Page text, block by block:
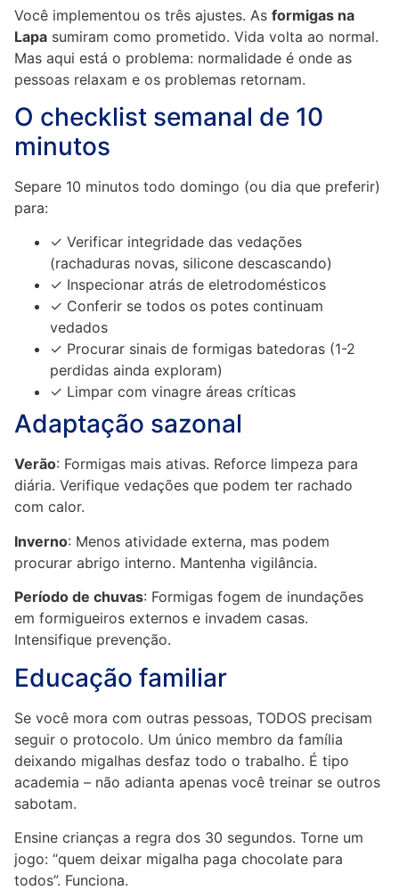
Você implementou os três ajustes. As formigas na
Lapa sumiram como prometido. Vida volta ao normal.
Mas aqui está o problema: normalidade é onde as
pessoas relaxam e os problemas retornam.
O checklist semanal de 10
minutos
Separe 10 minutos todo domingo (ou dia que preferir)
para:
✓ Verificar integridade das vedações
(rachaduras novas, silicone descascando)
✓ Inspecionar atrás de eletrodomésticos
✓ Conferir se todos os potes continuam
vedados
✓ Procurar sinais de formigas batedoras (1-2
perdidas ainda exploram)
✓ Limpar com vinagre áreas críticas
Adaptação sazonal
Verão: Formigas mais ativas. Reforce limpeza para
diária. Verifique vedações que podem ter rachado
com calor.
Inverno: Menos atividade externa, mas podem
procurar abrigo interno. Mantenha vigilância.
Período de chuvas: Formigas fogem de inundações
em formigueiros externos e invadem casas.
Intensifique prevenção.
Educação familiar
Se você mora com outras pessoas, TODOS precisam
seguir o protocolo. Um único membro da família
deixando migalhas desfaz todo o trabalho. É tipo
academia – não adianta apenas você treinar se outros
sabotam.
Ensine crianças a regra dos 30 segundos. Torne um
jogo: “quem deixar migalha paga chocolate para
todos”. Funciona.